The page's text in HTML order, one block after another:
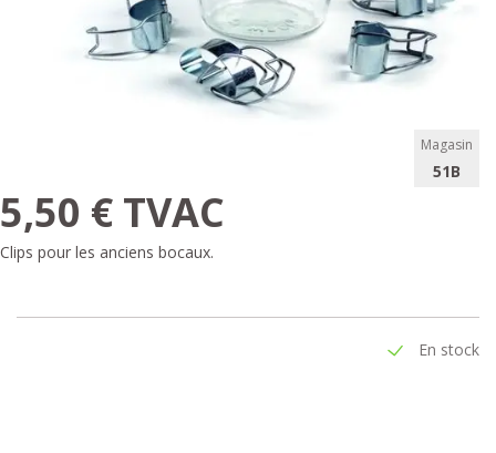
Magasin
51B
5,50 € TVAC
Clips pour les anciens bocaux.
En stock